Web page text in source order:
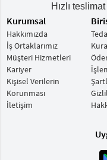
Hızlı
Kurumsal
Hakkımızda
İş Ortaklarımız
Müşteri Hizmetleri
Kariyer
Kişisel Verilerin
Korunması
İletişim